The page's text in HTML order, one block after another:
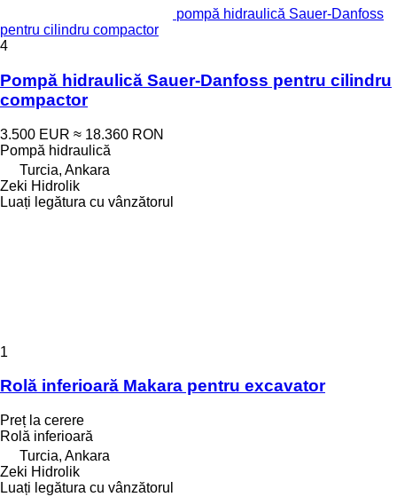
pompă hidraulică Sauer-Danfoss
pentru cilindru compactor
4
Pompă hidraulică Sauer-Danfoss pentru cilindru
compactor
3.500 EUR ≈ 18.360 RON
Pompă hidraulică
Turcia, Ankara
Zeki Hidrolik
Luați legătura cu vânzătorul
1
Rolă inferioară Makara pentru excavator
Preț la cerere
Rolă inferioară
Turcia, Ankara
Zeki Hidrolik
Luați legătura cu vânzătorul